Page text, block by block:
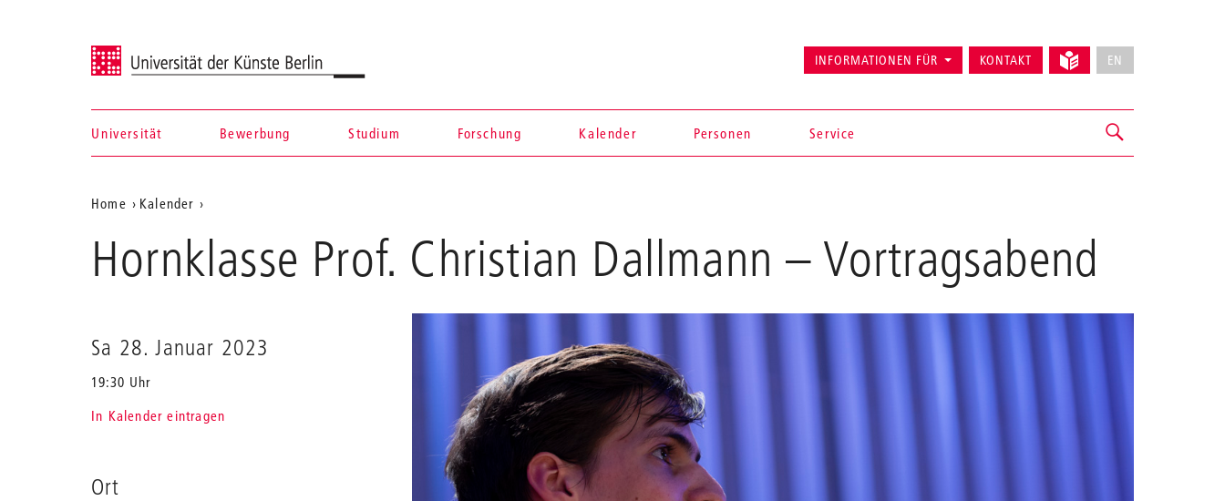
Universität der Künste Berlin
Navigation &
Suche
Universität Bewerbung Studium Forschung Kalender Personen Service
INFORMATIONEN FÜR KONTAKT EN
Aktuelle
Position
auf
Home
Kalender
Prof.
Christian
Dallmann
Hornklasse Prof. Christian Dallmann – Vortragsabend
Sa 28. Januar 2023
19:30 Uhr
In Kalender eintragen
Ort